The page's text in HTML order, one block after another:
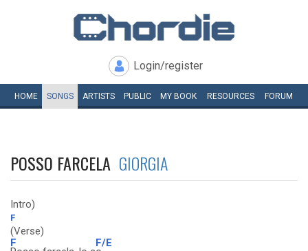
Login/register
HOME SONGS ARTISTS PUBLIC MY BOOK RESOURCES FORUM
POSSO FARCELA GIORGIA
Intro)
F
(Verse)
F
F/E